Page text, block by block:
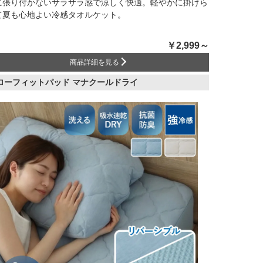
張り付かないサラサラ感で涼しく快適。軽やかに掛けら
夏も心地よい冷感タオルケット。
￥2,999～
商品詳細を見る
ーフィットパッド マナクールドライ